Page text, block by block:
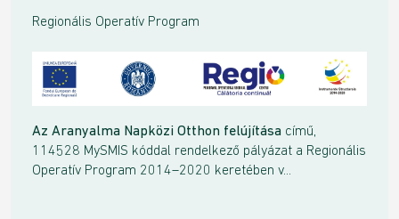
Regionális Operatív Program
Az Aranyalma Napközi Otthon felújítása című,
114528 MySMIS kóddal rendelkező pályázat a Regionális
Operatív Program 2014–2020 keretében v...